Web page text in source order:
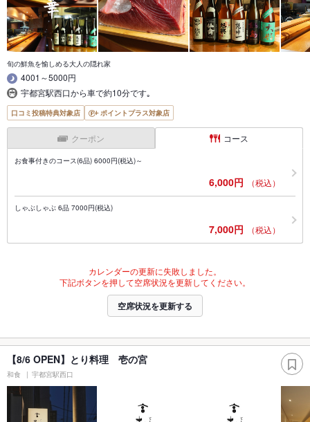
旬の鮮魚を愉しめる大人の隠れ家
4001～5000円
宇都宮駅西口から車で約10分です｡
口コミ投稿特典対象店 ポイントプラス対象店
クーポン コース
お食事付きのコース(6品) 6000円(税込)～
6,000円 （税込）
しゃぶしゃぶ 6品 7000円(税込)
7,000円 （税込）
カレンダーの更新に失敗しました。
下記ボタンを押して空席状況を更新してください。
空席状況を更新する
【8/6 OPEN】とり料理 壱の宮
和食 宇都宮駅西口